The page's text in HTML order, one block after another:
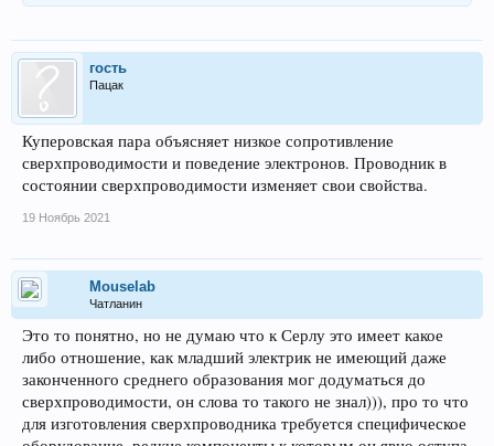
гость
Пацак
Куперовская пара объясняет низкое сопротивление
сверхпроводимости и поведение электронов. Проводник в
состоянии сверхпроводимости изменяет свои свойства.
19 Ноябрь 2021
Mouselab
Чатланин
Это то понятно, но не думаю что к Серлу это имеет какое
либо отношение, как младший электрик не имеющий даже
законченного среднего образования мог додуматься до
сверхпроводимости, он слова то такого не знал))), про то что
для изготовления сверхпроводника требуется специфическое